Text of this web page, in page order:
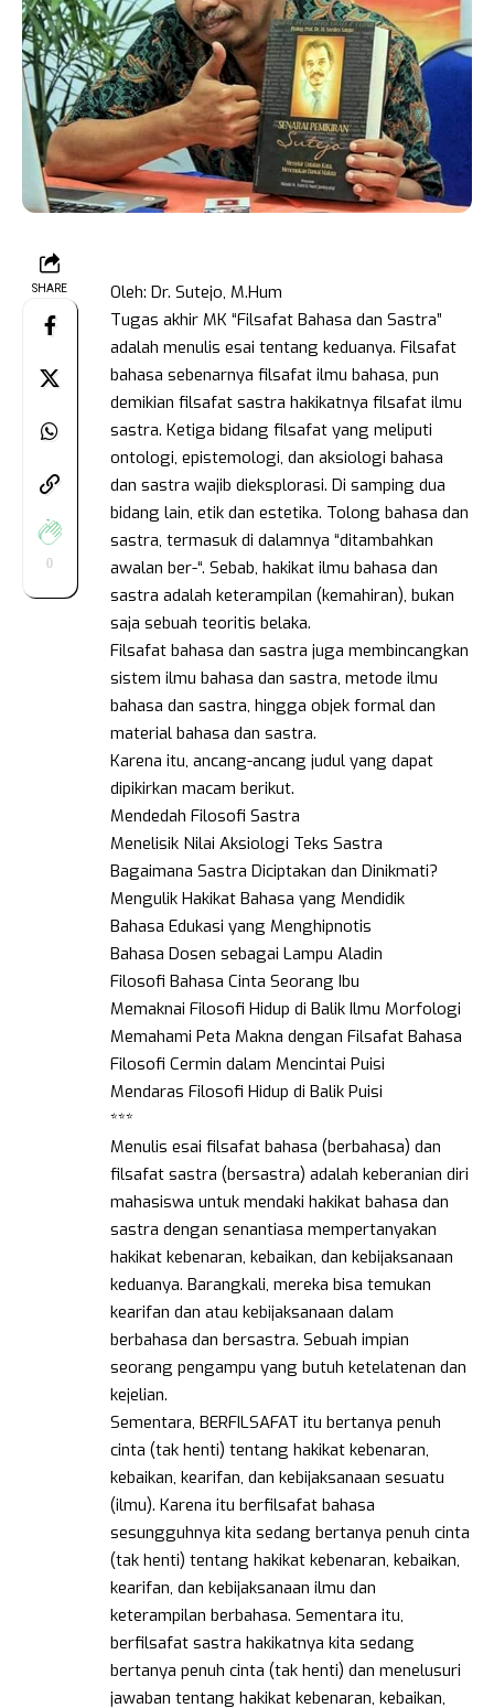
SHARE
0
Oleh: Dr. Sutejo, M.Hum
Tugas akhir MK “Filsafat Bahasa dan Sastra”
adalah menulis esai tentang keduanya. Filsafat
bahasa sebenarnya filsafat ilmu bahasa, pun
demikian filsafat sastra hakikatnya filsafat ilmu
sastra. Ketiga bidang filsafat yang meliputi
ontologi, epistemologi, dan aksiologi bahasa
dan sastra wajib dieksplorasi. Di samping dua
bidang lain, etik dan estetika. Tolong bahasa dan
sastra, termasuk di dalamnya “ditambahkan
awalan ber-“. Sebab, hakikat ilmu bahasa dan
sastra adalah keterampilan (kemahiran), bukan
saja sebuah teoritis belaka.
Filsafat bahasa dan sastra juga membincangkan
sistem ilmu bahasa dan sastra, metode ilmu
bahasa dan sastra, hingga objek formal dan
material bahasa dan sastra.
Karena itu, ancang-ancang judul yang dapat
dipikirkan macam berikut.
Mendedah Filosofi Sastra
Menelisik Nilai Aksiologi Teks Sastra
Bagaimana Sastra Diciptakan dan Dinikmati?
Mengulik Hakikat Bahasa yang Mendidik
Bahasa Edukasi yang Menghipnotis
Bahasa Dosen sebagai Lampu Aladin
Filosofi Bahasa Cinta Seorang Ibu
Memaknai Filosofi Hidup di Balik Ilmu Morfologi
Memahami Peta Makna dengan Filsafat Bahasa
Filosofi Cermin dalam Mencintai Puisi
Mendaras Filosofi Hidup di Balik Puisi
***
Menulis esai filsafat bahasa (berbahasa) dan
filsafat sastra (bersastra) adalah keberanian diri
mahasiswa untuk mendaki hakikat bahasa dan
sastra dengan senantiasa mempertanyakan
hakikat kebenaran, kebaikan, dan kebijaksanaan
keduanya. Barangkali, mereka bisa temukan
kearifan dan atau kebijaksanaan dalam
berbahasa dan bersastra. Sebuah impian
seorang pengampu yang butuh ketelatenan dan
kejelian.
Sementara, BERFILSAFAT itu bertanya penuh
cinta (tak henti) tentang hakikat kebenaran,
kebaikan, kearifan, dan kebijaksanaan sesuatu
(ilmu). Karena itu berfilsafat bahasa
sesungguhnya kita sedang bertanya penuh cinta
(tak henti) tentang hakikat kebenaran, kebaikan,
kearifan, dan kebijaksanaan ilmu dan
keterampilan berbahasa. Sementara itu,
berfilsafat sastra hakikatnya kita sedang
bertanya penuh cinta (tak henti) dan menelusuri
jawaban tentang hakikat kebenaran, kebaikan,